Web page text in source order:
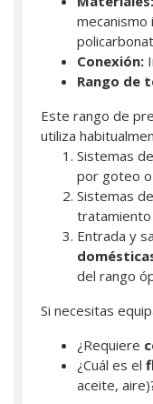
Conexión:
Rango de
Este rango de
utiliza
Sistemas de
por goteo
Sistemas de
tratamiento
Entrada y
del rango
Si necesitas
¿Requiere
¿Cuál es el
aceite,